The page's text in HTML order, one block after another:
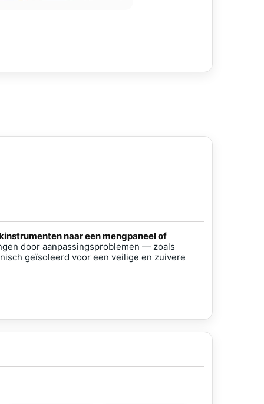
naar een mengpaneel of
door aanpassingsproblemen — zoals
geïsoleerd voor een veilige en zuivere